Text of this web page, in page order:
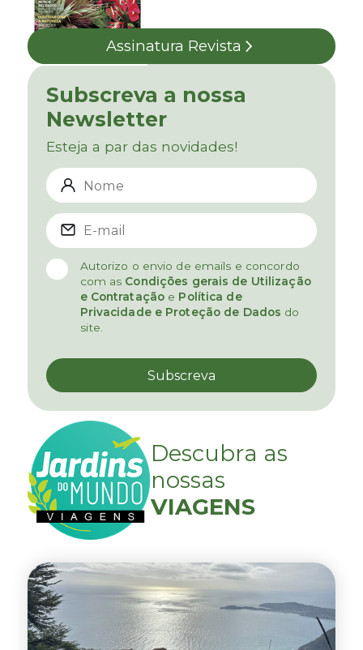
Assinatura Revista
Subscreva a nossa
Newsletter
Esteja a par das novidades!
Autorizo o envio de emails e concordo
com as Condições gerais de Utilização
e Contratação e Política de
Privacidade e Proteção de Dados do
site.
Descubra as
nossas
VIAGENS